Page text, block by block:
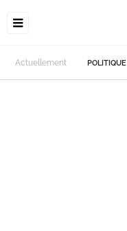
Actuellement POLITIQUE